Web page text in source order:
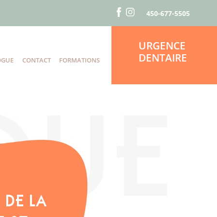
450-677-5505
CONTACT FORMATIONS
URGENCE
DENTAIRE
DE LA